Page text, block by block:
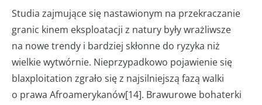
Studia zajmujące się nastawionym na przekraczanie
granic kinem eksploatacji z natury były wrażliwsze
na nowe trendy i bardziej skłonne do ryzyka niż
wielkie wytwórnie. Nieprzypadkowo pojawienie się
blaxploitation zgrało się z najsilniejszą fazą walki
o prawa Afroamerykanów[14]. Brawurowe bohaterki